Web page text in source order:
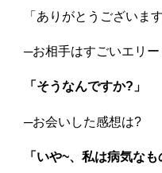
「ありがとうございます
─お相手はすごいエリー
「そうなんですか?」
─お会いした感想は?
「いや~、私は病気な